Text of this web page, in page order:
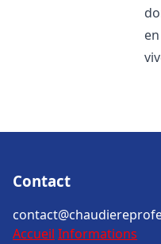
Contact
Accueil Informations